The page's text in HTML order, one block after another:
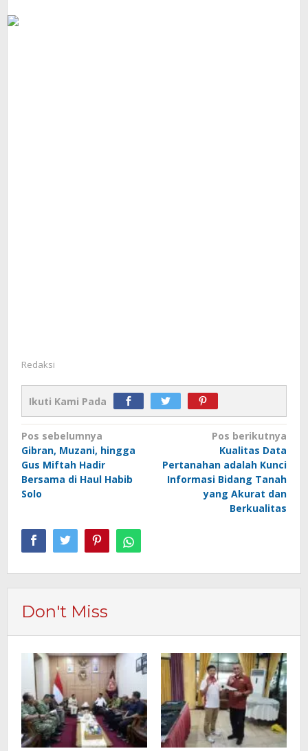
Redaksi
Ikuti Kami Pada
Navigasi
pos
Pos sebelumnya
Gibran, Muzani, hingga
Gus Miftah Hadir
Bersama di Haul Habib
Solo
Pos berikutnya
Kualitas Data
Pertanahan adalah Kunci
Informasi Bidang Tanah
yang Akurat dan
Berkualitas
Don't Miss